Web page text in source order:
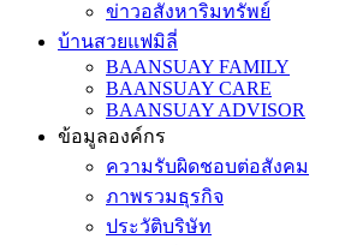
ข่าวอสังหาริมทรัพย์
บ้านสวยแฟมิลี่
BAANSUAY FAMILY
BAANSUAY CARE
BAANSUAY ADVISOR
ข้อมูลองค์กร
ความรับผิดชอบต่อสังคม
ภาพรวมธุรกิจ
ประวัติบริษัท